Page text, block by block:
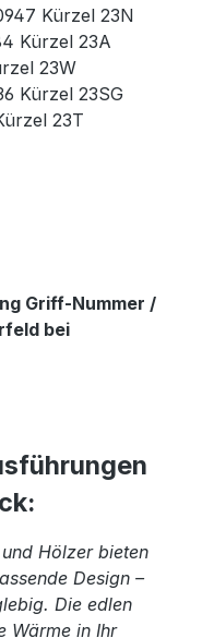
Kürzel 23N
Kürzel 23A
23W
Kürzel 23SG
23T
Griff-Nummer /
bei
Hölzer bieten
Design –
Die edlen
Wärme in Ihr